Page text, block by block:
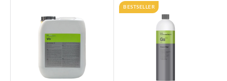
BESTSELLER